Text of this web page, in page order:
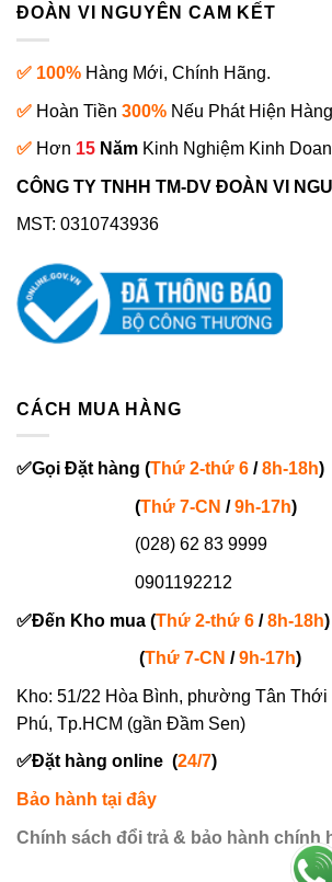
ĐOÀN VI NGUYÊN CAM KẾT
✅ 100% Hàng Mới, Chính Hãng.
✅ Hoàn Tiền 300% Nếu Phát Hiện
✅ Hơn 15 Năm Kinh Nghiệm Kinh
CÔNG TY TNHH TM-DV ĐOÀN VI
MST: 0310743936
CÁCH MUA HÀNG
✅Gọi Đặt hàng (Thứ 2-thứ 6 /8h-18h)
(Thứ 7-CN /9h-17h)
(028) 62 83 9999
0901192212
✅Đến Kho mua (Thứ 2-thứ 6 /8h-18h)
(Thứ 7-CN /9h-17h)
Kho: 51/22 Hòa Bình, phường Tân Thới
Phú, Tp.HCM (gần Đầm Sen)
✅Đặt hàng online (24/7)
Bảo hành tại đây
Chính sách đổi trả & bảo hành chính